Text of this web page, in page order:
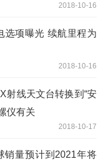
2018-10-16
选项曝光 续航里程为
2018-10-16
射线天文台转换到“安
仪有关
2018-10-17
销量预计到2021年将